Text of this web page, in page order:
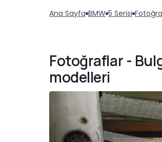
Ana Sayfa BMW 5 Serisi
Fotoğraflar -
modelleri